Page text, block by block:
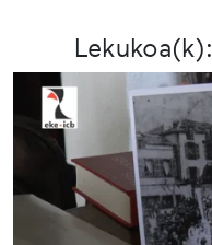
Lekukoa(k):